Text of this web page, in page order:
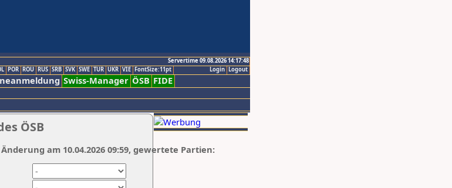
Servertime 09.08.2026 14:17:48
Logout
Login
POR ROU RUS SRB SVK SWE TUR UKR VIE FontSize:11pt
Swiss-Manager ÖSB FIDE
ÖSB
am 10.04.2026 09:59, gewertete Partien: